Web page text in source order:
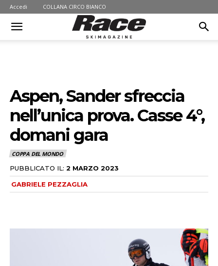
Accedi COLLANA CIRCO BIANCO
Aspen, Sander sfreccia
nell’unica prova. Casse 4°,
domani gara
COPPA DEL MONDO
PUBBLICATO IL: 2 MARZO 2023
GABRIELE PEZZAGLIA